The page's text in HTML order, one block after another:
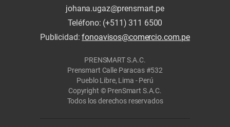
johana.ugaz@prensmart.pe
Teléfono: (+511) 311 6500
Publicidad:fonoavisos@comercio.com.pe
PRENSMART S.A.C.
Prensmart Calle Paracas #532
Pueblo Libre, Lima - Perú
Copyright © PrenSmart S.A.C.
Todos los derechos reservados